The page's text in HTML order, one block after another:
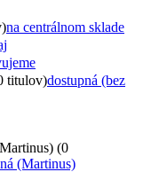
na centrálnom sklade
titulov)dostupná (bez
(0
(Martinus)